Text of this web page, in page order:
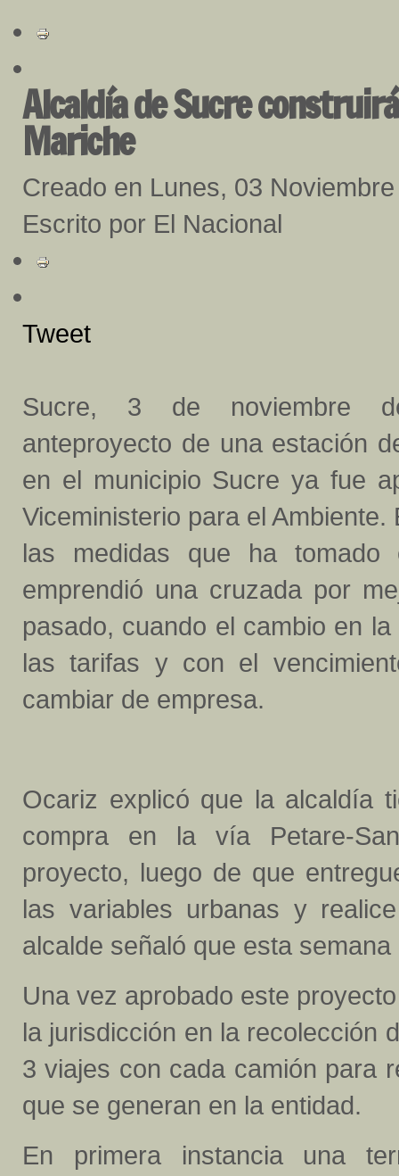
Alcaldía de Sucre
Mariche
Creado en Lunes, 03
Escrito por El Nacional
Tweet
Sucre, 3 de noviembre
anteproyecto de una estación
en el municipio Sucre ya fue
Viceministerio para el Ambiente.
las medidas que ha
emprendió una cruzada por
pasado, cuando el cambio en
las tarifas y con el
cambiar de empresa.
Ocariz explicó que la alcaldía
compra en la vía Petare-
proyecto, luego de que
las variables urbanas y
alcalde señaló que esta
Una vez aprobado este
la jurisdicción en la recolección
3 viajes con cada camión para
que se generan en la entidad.
En primera instancia una